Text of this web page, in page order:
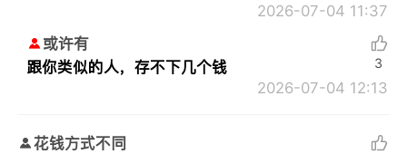
2026-07-04 11:37
或许有
跟你类似的人，存不下几个钱
2026-07-04 12:13
3
花钱方式不同